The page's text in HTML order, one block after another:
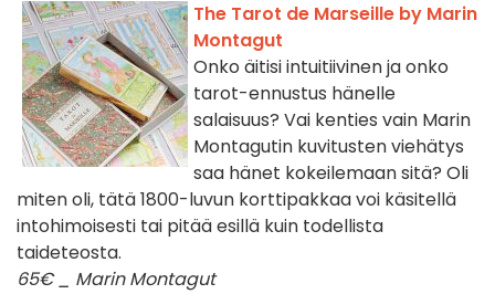
The Tarot de Marseille by Marin
Montagut
Onko äitisi intuitiivinen ja onko
tarot-ennustus hänelle
salaisuus? Vai kenties vain Marin
Montagutin kuvitusten viehätys
saa hänet kokeilemaan sitä? Oli
miten oli, tätä 1800-luvun korttipakkaa voi käsitellä
intohimoisesti tai pitää esillä kuin todellista
taideteosta.
65€ _ Marin Montagut